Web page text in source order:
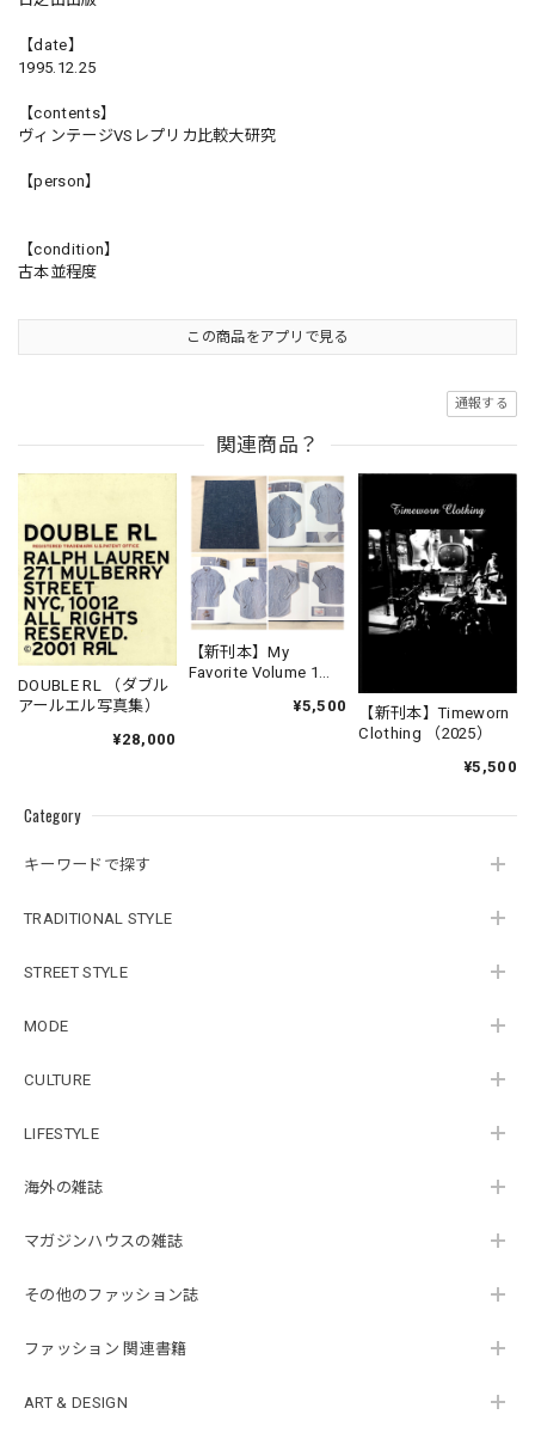
Category
キーワードで探す
TRADITIONAL STYLE
STREET STYLE
MODE
CULTURE
LIFESTYLE
海外の雑誌
マガジンハウスの雑誌
その他のファッション誌
ファッション 関連書籍
ART & DESIGN
【date】
1995.12.25
【contents】
ヴィンテージVSレプリカ比較大研究
【person】
【condition】
古本並程度
この商品をアプリで見る
通報する
関連商品？
DOUBLE RL （ダブル
アールエル写真集）
¥28,000
【新刊本】My
Favorite Volume 1
¥5,500
【新刊本】Timeworn
Clothing （2025）
¥5,500